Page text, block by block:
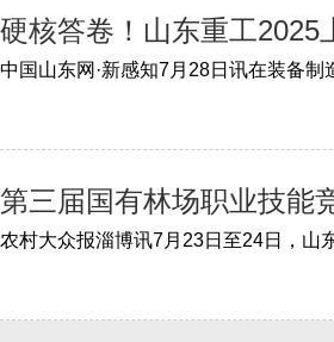
硬核答卷！山东重工2025
第三届国有林场职业技能